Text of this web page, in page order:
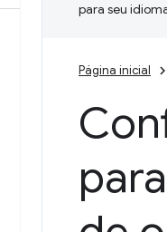
para seu
Página inicial